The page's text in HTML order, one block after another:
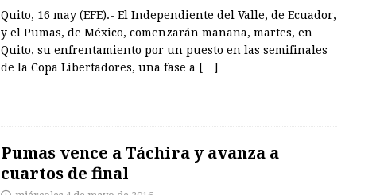
Quito, 16 may (EFE).- El Independiente del Valle, de Ecuador,
y el Pumas, de México, comenzarán mañana, martes, en
Quito, su enfrentamiento por un puesto en las semifinales
de la Copa Libertadores, una fase a […]
Pumas vence a Táchira y avanza a
cuartos de final